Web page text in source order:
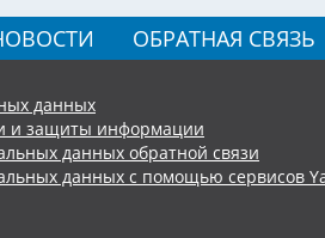
ОБРАТНАЯ СВЯЗЬ
данных
и защиты информации
данных обратной связи
данных с помощью сервисов